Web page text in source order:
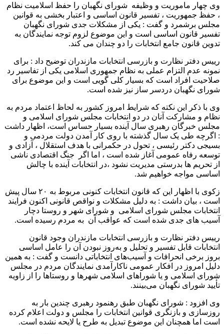
وی چهار ماموریت و وظیفه شورای نگهبان را حفظ اسلامیت نظام
، حفظ جمهوریت ، تفسیر قانون اساسی و اعتبار بخشی به قوانین
مجلس برشمرد و گفت : یکی از مشکلات جدی شورای نگهبان
تفسیر قانون اساسی است و این موضوع لزوم توجه نمایندگان به
تدوین قانون جامع انتخابات را دو چندان می کند.
رییس دفتر نظارت و بازرسی انتخابات مازندران توضیح داد : برای
نمونه عدم التزام عملی به نظام جمهوری اسلامی یکی از تفاسیر رد
صلاحیت افراد است که بسیار کلی گویی است و این موضوع برای
شورای نگهبان دردسر ساز نیز شده است.
وی با ذکر این نکته که شرایط امروز کشور به لحاظ اعتماد مردم به
نظام و مشارکت آنان در دو انتخابات مجلس شورای اسلامی و
مجلس خبرگان رهبری سال آینده بسیار حساس است، اظهار داشت
: اگرچه طی یک سال گذشته با روی کار آمدن دولت مردمی و
بسیجی دکتر رئیسی ، تحول در حکمرانی با هدف استقلال ، آزادی و
توسعه رفاه عمومی آغاز شده است ، اما اگر جنگ اقتصادی ناشی
از تحریم ها بدرستی مدیریت نشود ،در انتخابات آینده با چالش
اساسی مواجه خواهیم شد.
زکوی با اظهار این که قانون انتخابات کنونی مربوط به ۲۰ سال پیش
است ، بیان داشت : به دلیل مشکلات و نواقص قانونی اکنون فرایند
انتخابات مجلس شورای اسلامی و شورای شهر و روستا دچار
آسیب های جدی شده است که عواقب آن به مردم رسیده است.
رییس دفتر نظارت و بازرسی انتخابات مازندران وجود قانون
انتخابات قابل تفسیر و تحلیل و به‌روز نبودن آن را عامل اساسی
بروز برخی انحرافات و آسیب‌های انتخاباتی دانست و گفت : به همین
دلیل امروز در افکار عمومی ناکارآمدی نمایندگان مردم در مجلس
شورای اسلامی و یا شوراهای اسلامی شهرها و روستاها را از زاویه
تأیید شورای نگهبان می‌بینند.
وی افزود : شورای نگهبان طبق رهنمود رهبری چندین بار به
روزسازی و بازنگری قوانین انتخابات را مجلس و دولت اعلام کرده
است اما همچنان این موضوع تبدیل به طرح یا لایحه نشده است.